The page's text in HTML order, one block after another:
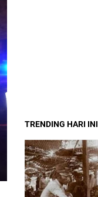
TRENDING HARI INI